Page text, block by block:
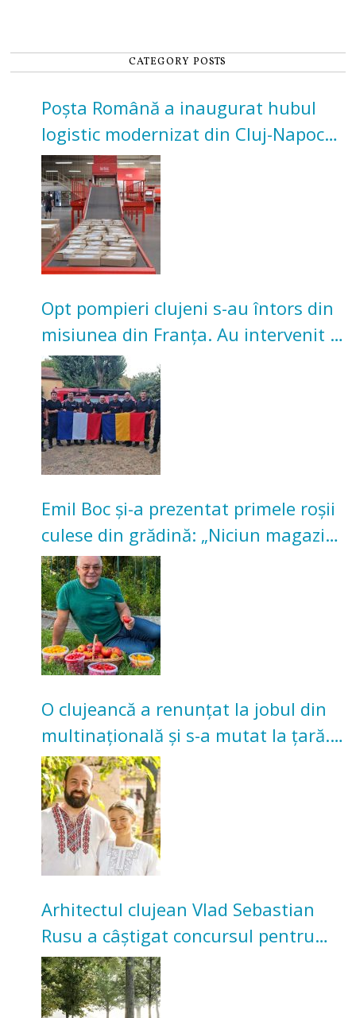
CATEGORY POSTS
Poșta Română a inaugurat hubul
logistic modernizat din Cluj-Napoca.
Investiție de 3 milioane de euro
Opt pompieri clujeni s-au întors din
misiunea din Franța. Au intervenit la
incendii de vegetație și pădure
Emil Boc și-a prezentat primele roșii
culese din grădină: „Niciun magazin
nu poate oferi această satisfacție”
O clujeancă a renunțat la jobul din
multinațională și s-a mutat la țară.
Acum cultivă legume în grădina
bunicilor
Arhitectul clujean Vlad Sebastian
Rusu a câștigat concursul pentru
transformarea Grădinii Casei
Universitarilor